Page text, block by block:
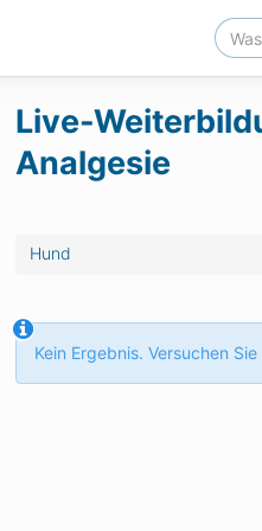
Live-
Analgesie
Hund
Kein Ergebnis. Versuchen